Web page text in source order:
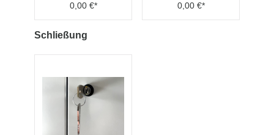
0,00 €* 0,00 €*
Schließung